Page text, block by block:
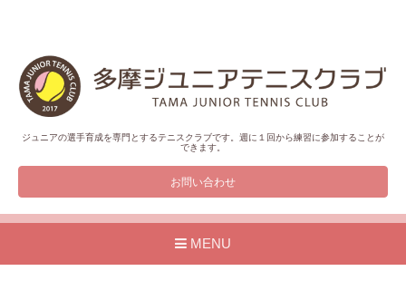
ジュニアの選手育成を専門とするテニスクラブです。週に１回から練習に参加することが
できます。
お問い合わせ
MENU